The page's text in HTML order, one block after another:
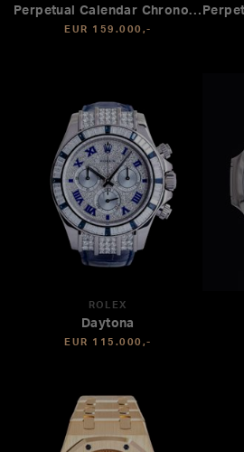
Perpetual Calendar Chronograph
EUR 159.000,-
ROLEX
Daytona
EUR 115.000,-